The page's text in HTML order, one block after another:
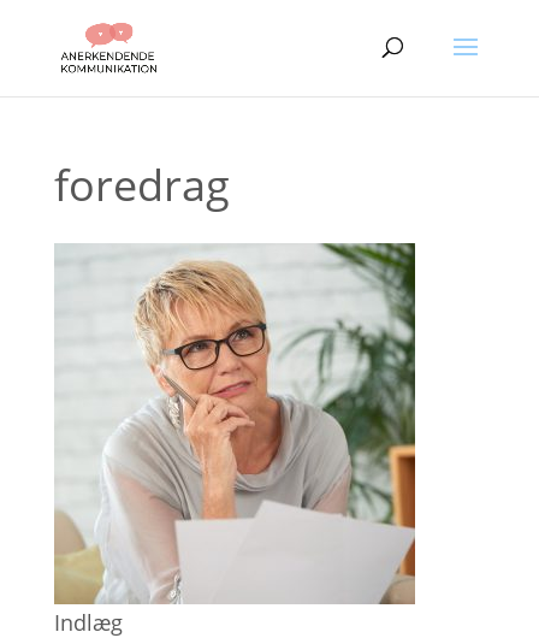
foredrag
Indlæg